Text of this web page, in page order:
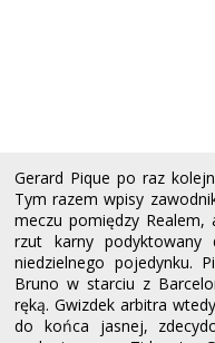
Gerard Pique po raz
Tym razem wpisy
meczu pomiędzy Realem,
rzut karny podyktowany
niedzielnego pojedynku.
Bruno w starciu z
ręką. Gwizdek arbitra
do końca jasnej,